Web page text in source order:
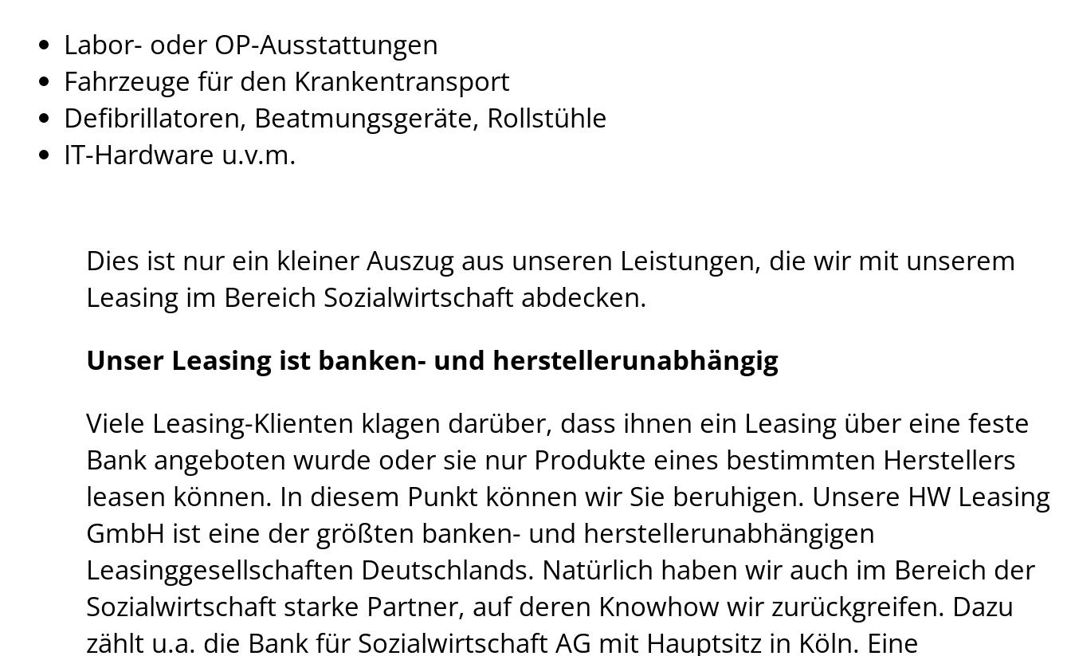
Labor- oder OP-Ausstattungen
Fahrzeuge für den Krankentransport
Defibrillatoren, Beatmungsgeräte, Rollstühle
IT-Hardware u.v.m.
Dies ist nur ein kleiner Auszug aus unseren Leistungen, die wir mit unserem
Leasing im Bereich Sozialwirtschaft abdecken.
Unser Leasing ist banken- und herstellerunabhängig
Viele Leasing-Klienten klagen darüber, dass ihnen ein Leasing über eine feste
Bank angeboten wurde oder sie nur Produkte eines bestimmten Herstellers
leasen können. In diesem Punkt können wir Sie beruhigen. Unsere HW Leasing
GmbH ist eine der größten banken- und herstellerunabhängigen
Leasinggesellschaften Deutschlands. Natürlich haben wir auch im Bereich der
Sozialwirtschaft starke Partner, auf deren Knowhow wir zurückgreifen. Dazu
zählt u.a. die Bank für Sozialwirtschaft AG mit Hauptsitz in Köln. Eine